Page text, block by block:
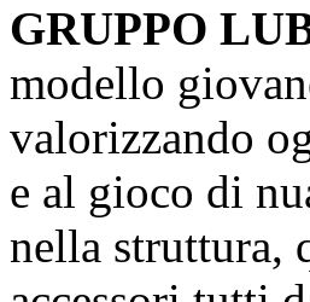
GRUPPO
modello
valorizzando
e al gioco di
nella struttura,